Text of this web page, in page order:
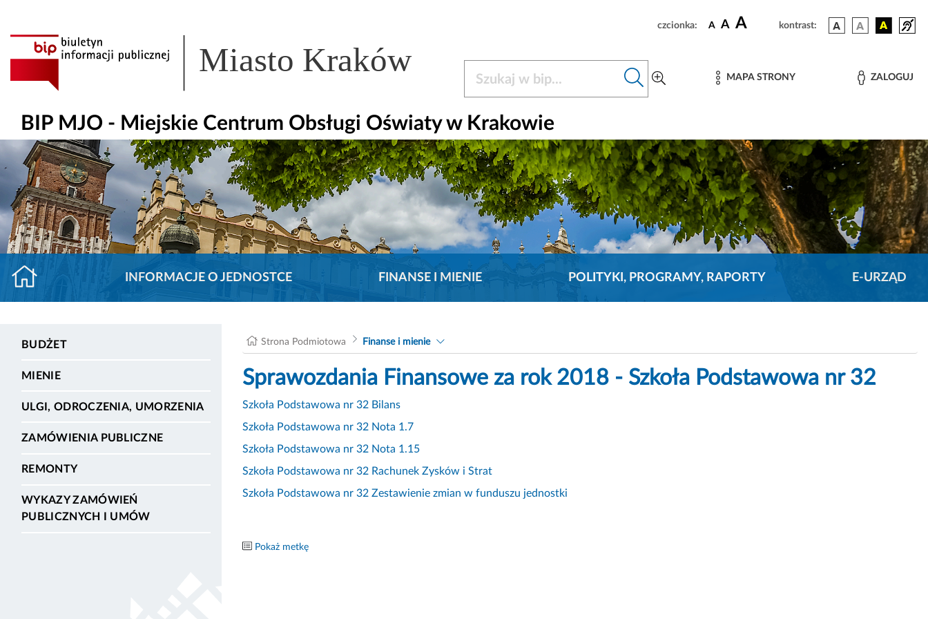
czcionka: A A A kontrast:
Miasto Kraków MAPA STRONY ZALOGUJ
BIP MJO - Miejskie Centrum Obsługi Oświaty w Krakowie
INFORMACJE O JEDNOSTCE FINANSE I MIENIE POLITYKI, PROGRAMY, RAPORTY E-URZĄD
BUDŻET
MIENIE
ULGI, ODROCZENIA, UMORZENIA
ZAMÓWIENIA PUBLICZNE
REMONTY
WYKAZY ZAMÓWIEŃ
PUBLICZNYCH I UMÓW
Strona Podmiotowa Finanse i mienie
Sprawozdania Finansowe za rok 2018 - Szkoła Podstawowa nr 32
Szkoła Podstawowa nr 32 Bilans
Szkoła Podstawowa nr 32 Nota 1.7
Szkoła Podstawowa nr 32 Nota 1.15
Szkoła Podstawowa nr 32 Rachunek Zysków i Strat
Szkoła Podstawowa nr 32 Zestawienie zmian w funduszu jednostki
Pokaż metkę